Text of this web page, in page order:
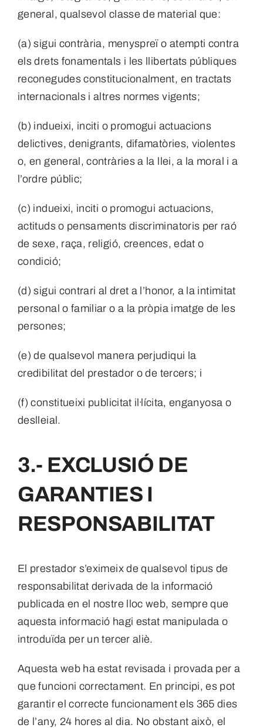
general, qualsevol classe de material que:
(a) sigui contrària, menyspreï o atempti contra
els drets fonamentals i les llibertats públiques
reconegudes constitucionalment, en tractats
internacionals i altres normes vigents;
(b) indueixi, inciti o promogui actuacions
delictives, denigrants, difamatòries, violentes
o, en general, contràries a la llei, a la moral i a
l’ordre públic;
(c) indueixi, inciti o promogui actuacions,
actituds o pensaments discriminatoris per raó
de sexe, raça, religió, creences, edat o
condició;
(d) sigui contrari al dret a l’honor, a la intimitat
personal o familiar o a la pròpia imatge de les
persones;
(e) de qualsevol manera perjudiqui la
credibilitat del prestador o de tercers; i
(f) constitueixi publicitat il·lícita, enganyosa o
deslleial.
3.- EXCLUSIÓ DE
GARANTIES I
RESPONSABILITAT
El prestador s’eximeix de qualsevol tipus de
responsabilitat derivada de la informació
publicada en el nostre lloc web, sempre que
aquesta informació hagi estat manipulada o
introduïda per un tercer aliè.
Aquesta web ha estat revisada i provada per a
que funcioni correctament. En principi, es pot
garantir el correcte funcionament els 365 dies
de l’any, 24 hores al dia. No obstant això, el